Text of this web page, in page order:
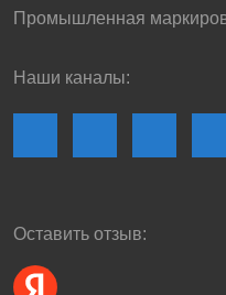
Промышленная
Наши каналы:
Оставить отзыв: